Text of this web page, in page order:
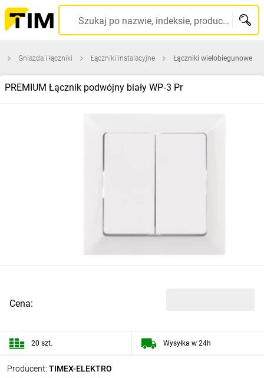
Szukaj po nazwie, indeksie, producencie, kodzie kreskowym...
Gniazda i łączniki Łączniki instalacyjne Łączniki wielobiegunowe
PREMIUM Łącznik podwójny biały WP‑3 Pr
Producent: TIMEX-ELEKTRO
Cena:
20 szt. Wysyłka w 24h